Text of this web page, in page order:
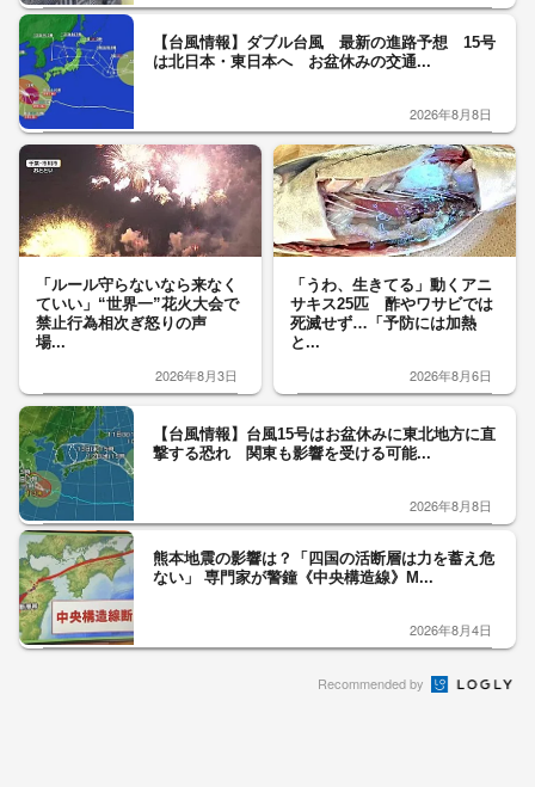
【台風情報】ダブル台風 最新の進路予想 15号
は北日本・東日本へ お盆休みの交通...
2026年8月8日
「ルール守らないなら来なく
ていい」“世界一”花火大会で
禁止行為相次ぎ怒りの声
場...
2026年8月3日
「うわ、生きてる」動くアニ
サキス25匹 酢やワサビでは
死滅せず…「予防には加熱
と...
2026年8月6日
【台風情報】台風15号はお盆休みに東北地方に直
撃する恐れ 関東も影響を受ける可能...
2026年8月8日
熊本地震の影響は？「四国の活断層は力を蓄え危
ない」 専門家が警鐘《中央構造線》M...
2026年8月4日
Recommended by